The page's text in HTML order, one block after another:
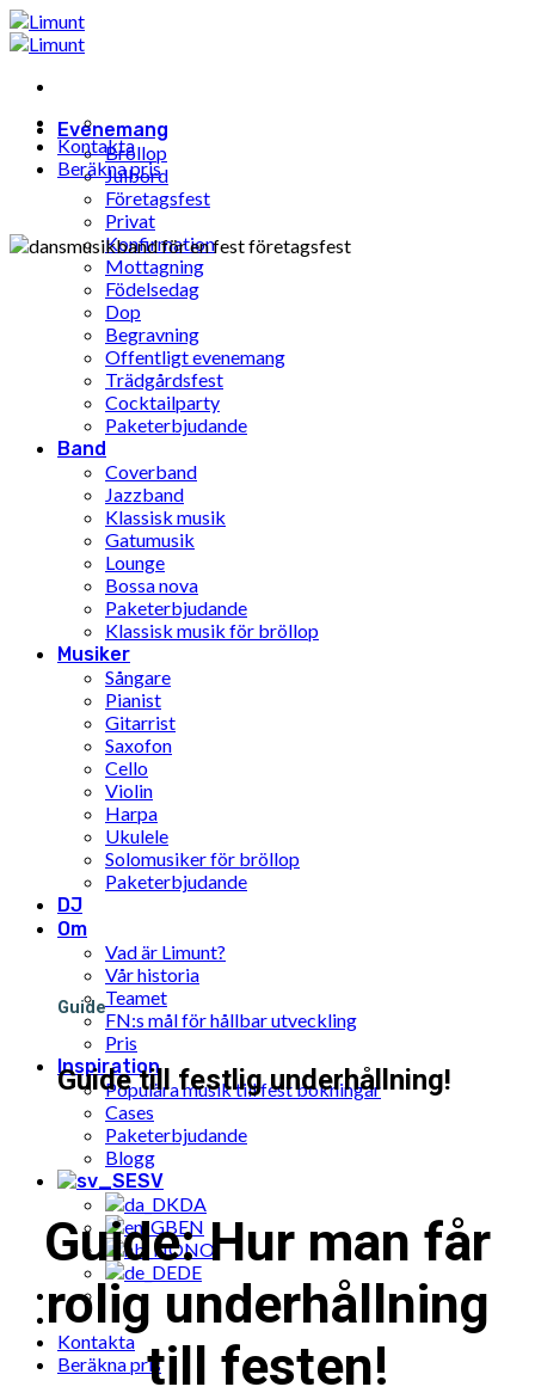
Hoppa
till
Evenemang
Bröllop
Julbord
Företagsfest
Privat
Konfirmation
Mottagning
Födelsedag
Dop
Begravning
Offentligt evenemang
Trädgårdsfest
Cocktailparty
Paketerbjudande
Band
Coverband
Jazzband
Klassisk musik
Gatumusik
Lounge
Bossa nova
Paketerbjudande
Klassisk musik för bröllop
Musiker
Sångare
Pianist
Gitarrist
Saxofon
Cello
Violin
Harpa
Ukulele
Solomusiker för bröllop
Paketerbjudande
DJ
Om
Vad är Limunt?
Vår historia
Teamet
FN:s mål för hållbar utveckling
Pris
Inspiration
Populära musik till fest bokningar
Cases
Paketerbjudande
Blogg
SV
DA
EN
NO
DE
Kontakta
Beräkna pris
Kontakta
Beräkna pris
Guide
Guide till festlig underhållning!
Guide: Hur man får
rolig underhållning
till festen!